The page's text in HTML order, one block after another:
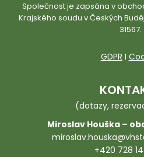
Společnost je zapsána v
Krajského soudu v Českých
31567.
GDPR I
(dotazy,
Miroslav Houška –
+420 728